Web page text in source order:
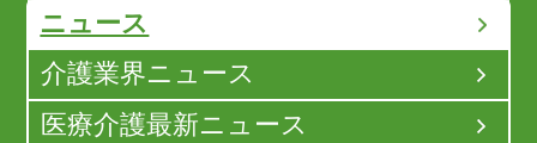
ニュース
介護業界ニュース
医療介護最新ニュース